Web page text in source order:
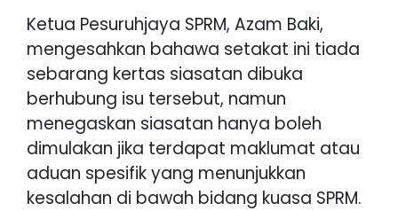
Ketua Pesuruhjaya SPRM, Azam Baki,
mengesahkan bahawa setakat ini tiada
sebarang kertas siasatan dibuka
berhubung isu tersebut, namun
menegaskan siasatan hanya boleh
dimulakan jika terdapat maklumat atau
aduan spesifik yang menunjukkan
kesalahan di bawah bidang kuasa SPRM.